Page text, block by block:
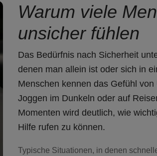
Warum viele
unsicher fühlen
Das Bedürfnis nach Sicherheit
denen man allein ist oder sich in
Menschen kennen das Gefühl
Joggen im Dunkeln oder auf
Momenten wird deutlich, wie
Hilfe rufen zu können.
Typische Situationen, in denen